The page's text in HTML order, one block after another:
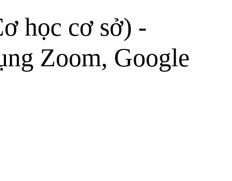
học cơ sở) -
Zoom, Google